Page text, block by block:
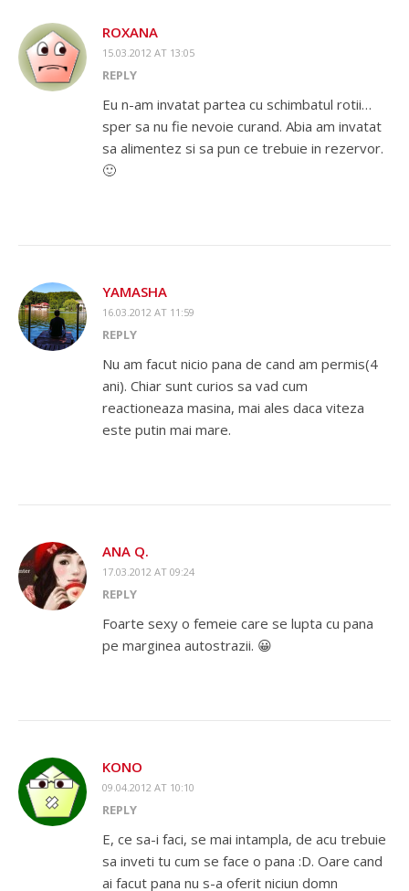
ROXANA
15.03.2012 AT 13:05
REPLY
Eu n-am invatat partea cu schimbatul rotii…
sper sa nu fie nevoie curand. Abia am invatat
sa alimentez si sa pun ce trebuie in rezervor.
🙂
YAMASHA
16.03.2012 AT 11:59
REPLY
Nu am facut nicio pana de cand am permis(4
ani). Chiar sunt curios sa vad cum
reactioneaza masina, mai ales daca viteza
este putin mai mare.
ANA Q.
17.03.2012 AT 09:24
REPLY
Foarte sexy o femeie care se lupta cu pana
pe marginea autostrazii. 😀
KONO
09.04.2012 AT 10:10
REPLY
E, ce sa-i faci, se mai intampla, de acu trebuie
sa inveti tu cum se face o pana :D. Oare cand
ai facut pana nu s-a oferit niciun domn